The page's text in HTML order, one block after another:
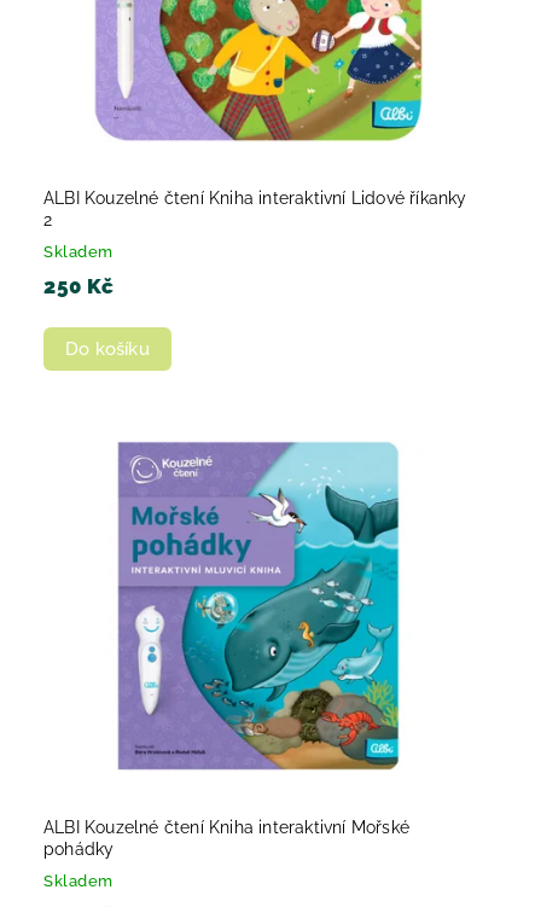
ALBI Kouzelné čtení Kniha interaktivní Lidové říkanky
2
Skladem
250 Kč
Do košíku
ALBI Kouzelné čtení Kniha interaktivní Mořské
pohádky
Skladem